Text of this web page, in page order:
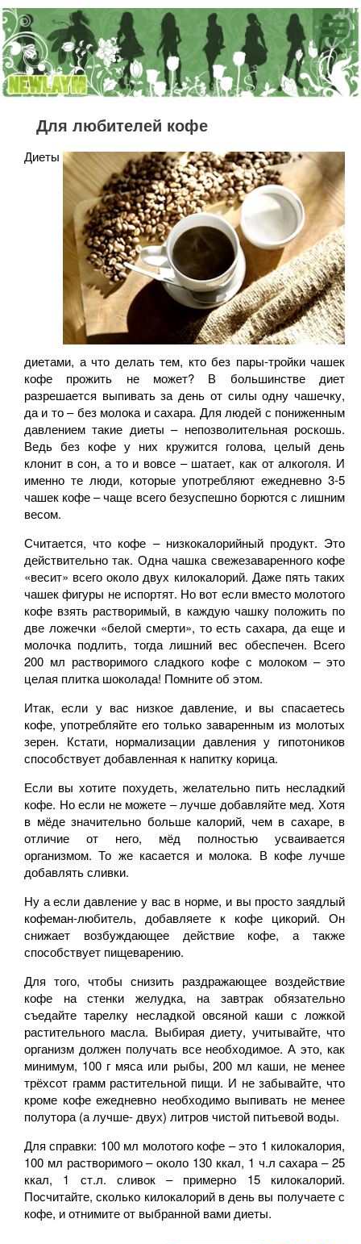
Для любителей кофе
Диеты
диетами, а что делать тем, кто без пары-тройки чашек
кофе прожить не может? В большинстве диет
разрешается выпивать за день от силы одну чашечку,
да и то – без молока и сахара. Для людей с пониженным
давлением такие диеты – непозволительная роскошь.
Ведь без кофе у них кружится голова, целый день
клонит в сон, а то и вовсе – шатает, как от алкоголя. И
именно те люди, которые употребляют ежедневно 3-5
чашек кофе – чаще всего безуспешно борются с лишним
весом.
Считается, что кофе – низкокалорийный продукт. Это
действительно так. Одна чашка свежезаваренного кофе
«весит» всего около двух килокалорий. Даже пять таких
чашек фигуры не испортят. Но вот если вместо молотого
кофе взять растворимый, в каждую чашку положить по
две ложечки «белой смерти», то есть сахара, да еще и
молочка подлить, тогда лишний вес обеспечен. Всего
200 мл растворимого сладкого кофе с молоком – это
целая плитка шоколада! Помните об этом.
Итак, если у вас низкое давление, и вы спасаетесь
кофе, употребляйте его только заваренным из молотых
зерен. Кстати, нормализации давления у гипотоников
способствует добавленная к напитку корица.
Если вы хотите похудеть, желательно пить несладкий
кофе. Но если не можете – лучше добавляйте мед. Хотя
в мёде значительно больше калорий, чем в сахаре, в
отличие от него, мёд полностью усваивается
организмом. То же касается и молока. В кофе лучше
добавлять сливки.
Ну а если давление у вас в норме, и вы просто заядлый
кофеман-любитель, добавляете к кофе цикорий. Он
снижает возбуждающее действие кофе, а также
способствует пищеварению.
Для того, чтобы снизить раздражающее воздействие
кофе на стенки желудка, на завтрак обязательно
съедайте тарелку несладкой овсяной каши с ложкой
растительного масла. Выбирая диету, учитывайте, что
организм должен получать все необходимое. А это, как
минимум, 100 г мяса или рыбы, 200 мл каши, не менее
трёхсот грамм растительной пищи. И не забывайте, что
кроме кофе ежедневно необходимо выпивать не менее
полутора (а лучше- двух) литров чистой питьевой воды.
Для справки: 100 мл молотого кофе – это 1 килокалория,
100 мл растворимого – около 130 ккал, 1 ч.л сахара – 25
ккал, 1 ст.л. сливок – примерно 15 килокалорий.
Посчитайте, сколько килокалорий в день вы получаете с
кофе, и отнимите от выбранной вами диеты.